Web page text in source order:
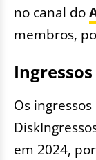
no canal do
membros,
Ingressos
Os
em 2024,